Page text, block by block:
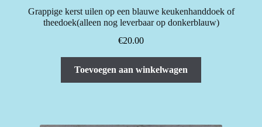
Grappige kerst uilen op een blauwe keukenhanddoek of
theedoek(alleen nog leverbaar op donkerblauw)
€20.00
Toevoegen aan winkelwagen